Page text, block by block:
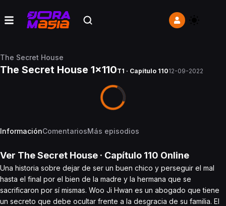
The Secret House
The Secret House 1x110T1 · Capítulo 11012-09-2022
InformaciónComentariosMás episodios
Ver The Secret House · Capítulo 110 Online
Una historia sobre dejar de ser un buen chico y perseguir el mal
hasta el final por el bien de la madre y la hermana que se
sacrificaron por sí mismas. Woo Ji Hwan es un abogado que tiene
un secreto que debe ocultar frente a la desgracia de su familia. El